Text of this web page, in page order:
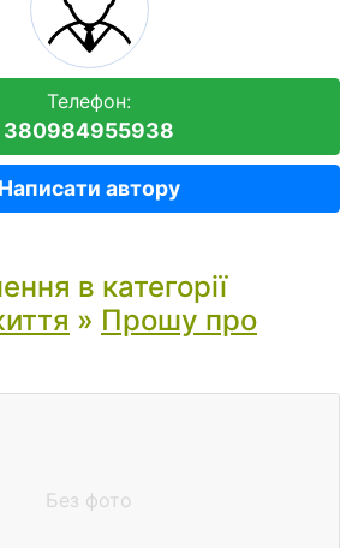
Телефон:
380984955938
Написати автору
в категорії
» Прошу про
Без фото